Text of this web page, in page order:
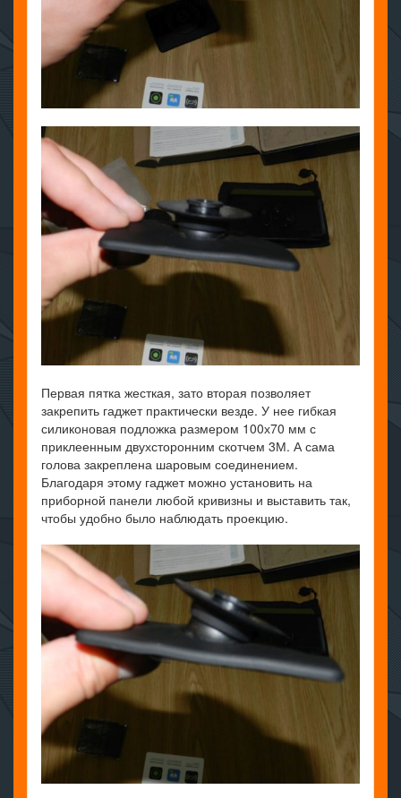
Первая пятка жесткая, зато вторая позволяет
закрепить гаджет практически везде. У нее гибкая
силиконовая подложка размером 100х70 мм с
приклеенным двухсторонним скотчем 3М. А сама
голова закреплена шаровым соединением.
Благодаря этому гаджет можно установить на
приборной панели любой кривизны и выставить так,
чтобы удобно было наблюдать проекцию.